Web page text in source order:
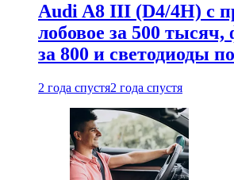
Audi A8 III (D4/4H) c
лобовое за 500 тысяч,
за 800 и светодиоды
2 года спустя2 года спустя